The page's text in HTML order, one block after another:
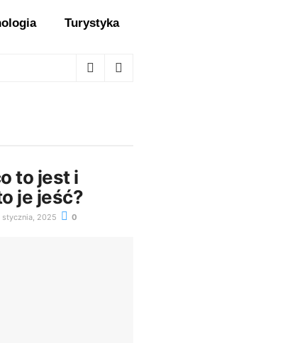
Turystyka
to jest i
je jeść?
stycznia, 2025 0